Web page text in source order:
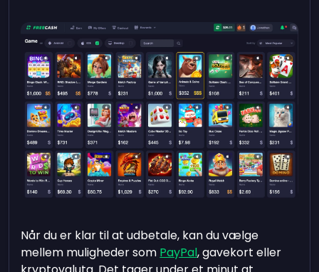
Når du er klar til at udbetale, kan du vælge
mellem muligheder som PayPal, gavekort eller